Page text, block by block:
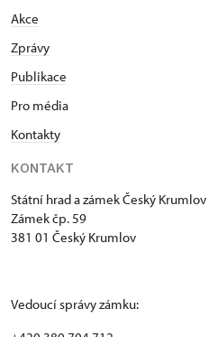
Akce
Zprávy
Publikace
Pro média
Kontakty
KONTAKT
Státní hrad a zámek Český Krumlov
Zámek čp. 59
381 01 Český Krumlov
Vedoucí správy zámku: